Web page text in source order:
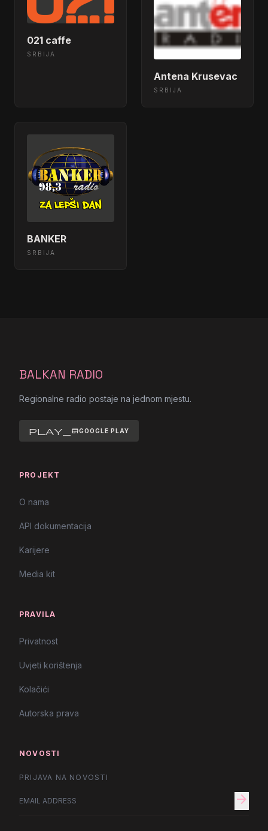
021 caffe
SRBIJA
Antena Krusevac
SRBIJA
BANKER
SRBIJA
BALKAN RADIO
Regionalne radio postaje na jednom mjestu.
play_storeGOOGLE PLAY
PROJEKT
O nama
API dokumentacija
Karijere
Media kit
PRAVILA
Privatnost
Uvjeti korištenja
Kolačići
Autorska prava
NOVOSTI
PRIJAVA NA NOVOSTI
arrow_forward